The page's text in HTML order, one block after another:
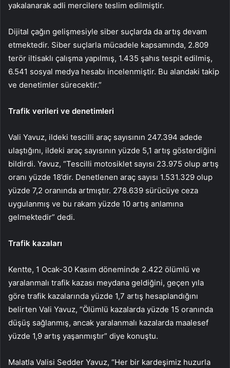
yakalanarak adli mercilere teslim edilmiştir.
Dijital çağın gelişmesiyle siber suçlarda da artış devam
etmektedir. Siber suçlarla mücadele kapsamında, 2.809
terör iltisaklı çalışma yapılmış, 1.435 şahıs tespit edilmiş,
6.541 sosyal medya hesabı incelenmiştir. Bu alandaki takip
ve denetimler sürecektir.”
Trafik verileri ve denetimleri
Vali Yavuz, ildeki tescilli araç sayısının 247.394 adede
ulaştığını, ildeki araç sayısının yüzde 5,1 artış gösterdiğini
bildirdi. Yavuz, “Tescilli motosiklet sayısı 23.975 olup artış
oranı yüzde 18’dir. Denetlenen araç sayısı 1.531.329 olup
yüzde 7,2 oranında artmıştır. 278.639 sürücüye ceza
uygulanmış ve bu rakam yüzde 10 artış anlamına
gelmektedir” dedi.
Trafik kazaları
Kentte, 1 Ocak-30 Kasım döneminde 2.422 ölümlü ve
yaralanmalı trafik kazası meydana geldiğini, geçen yıla
göre trafik kazalarında yüzde 1,7 artış hesaplandığını
belirten Vali Yavuz, “Ölümlü kazalarda yüzde 15 oranında
düşüş sağlanmış, ancak yaralanmalı kazalarda maalesef
yüzde 1,9 artış yaşanmıştır” diye konuştu.
Malatla Valisi Sedder Yavuz, “Her bir kardeşimiz huzurla